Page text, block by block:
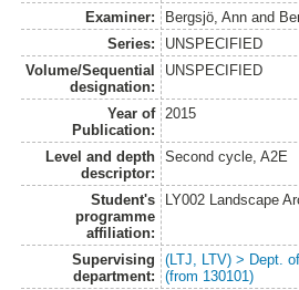
Examiner:
Bergsjö, Ann and
Series:
UNSPECIFIED
Volume/Sequential
designation:
UNSPECIFIED
Year of
Publication:
2015
Level and depth
descriptor:
Second cycle, A2E
Student's
programme
affiliation:
LY002 Landscape
Supervising
department:
(LTJ, LTV) > Dept.
(from 130101)